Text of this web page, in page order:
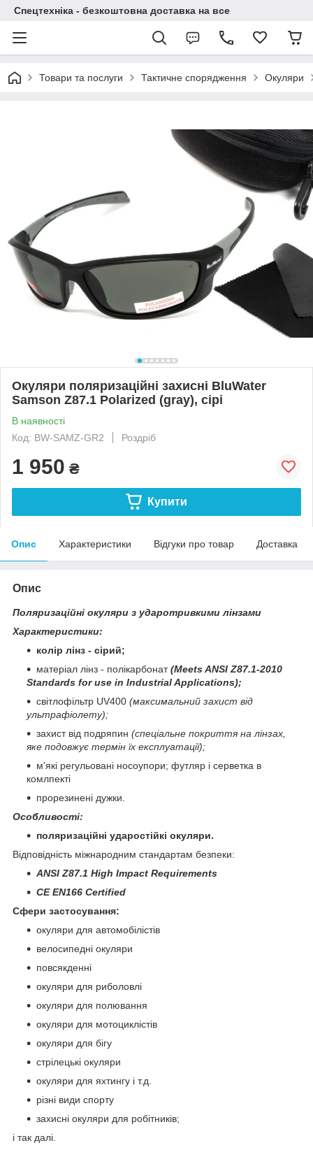
Спецтехніка - безкоштовна доставка на все
Товари та послуги Тактичне спорядження Окуляри
Окуляри поляризаційні захисні BluWater
Samson Z87.1 Polarized (gray), сірі
В наявності
Код: BW-SAMZ-GR2
Роздріб
1 950 ₴
Купити
Опис Характеристики Відгуки про товар Доставка
Опис
Поляризаційні окуляри з ударотривкими лінзами
Характеристики:
колір лінз - сірий;
матеріал лінз - полікарбонат(Meets ANSI Z87.1-2010
Standards for use in Industrial Applications);
світлофільтр UV400 (максимальний захист від
ультрафіолету);
захист від подряпин (спеціальне покриття на лінзах,
яке подовжує термін їх експлуатації);
м'які регульовані носоупори; футляр і серветка в
комлпекті
прорезинені дужки.
Особливості:
поляризаційні ударостійкі окуляри.
Відповідність міжнародним стандартам безпеки:
ANSI Z87.1 High Impact Requirements
CE EN166 Certified
Сфери застосування:
окуляри для автомобілістів
велосипедні окуляри
повсякденні
окуляри для риболовлі
окуляри для полювання
окуляри для мотоциклістів
окуляри для бігу
стрілецькі окуляри
окуляри для яхтингу і т.д.
різні види спорту
захисні окуляри для робітників;
і так далі.